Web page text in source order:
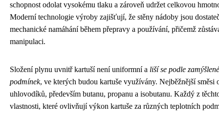
schopnost odolat vysokému tlaku a zároveň udržet celkovou
Moderní technologie výroby zajišťují, že stěny nádoby jsou
mechanické namáhání během přepravy a používání, přičemž
manipulaci.
Složení plynu uvnitř kartuší není uniformní a liší se podle
podmínek, ve kterých budou kartuše využívány. Nejběžnější směsi
uhlovodíků, především butanu, propanu a isobutanu. Každý z
vlastnosti, které ovlivňují výkon kartuše za různých teplotních